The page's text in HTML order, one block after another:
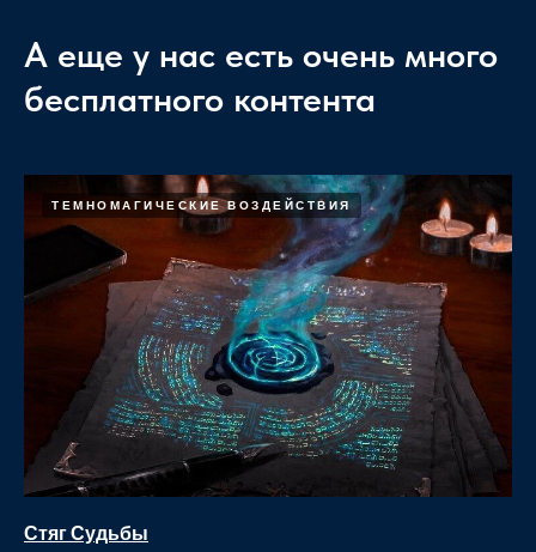
А еще у нас есть очень много
бесплатного контента
ТЕМНОМАГИЧЕСКИЕ ВОЗДЕЙСТВИЯ
Стяг Судьбы